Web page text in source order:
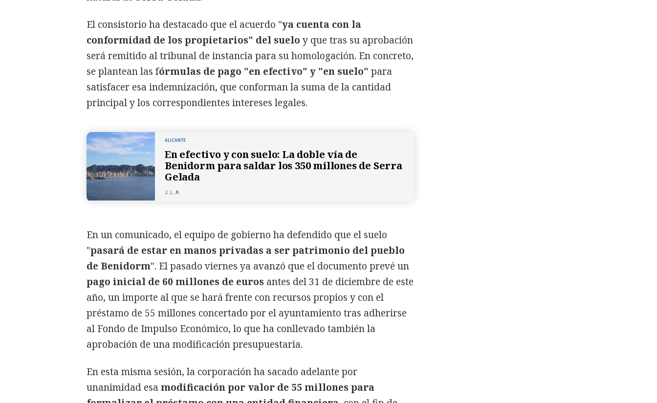
El consistorio ha destacado que el acuerdo "ya cuenta con la
conformidad de los propietarios" del suelo y que tras su aprobación
será remitido al tribunal de instancia para su homologación. En concreto,
se plantean las fórmulas de pago "en efectivo" y "en suelo" para
satisfacer esa indemnización, que conforman la suma de la cantidad
principal y los correspondientes intereses legales.
ALICANTE
En efectivo y con suelo: La doble vía de
Benidorm para saldar los 350 millones de Serra
Gelada
J. L. A.
En un comunicado, el equipo de gobierno ha defendido que el suelo
"pasará de estar en manos privadas a ser patrimonio del pueblo
de Benidorm". El pasado viernes ya avanzó que el documento prevé un
pago inicial de 60 millones de euros antes del 31 de diciembre de este
año, un importe al que se hará frente con recursos propios y con el
préstamo de 55 millones concertado por el ayuntamiento tras adherirse
al Fondo de Impulso Económico, lo que ha conllevado también la
aprobación de una modificación presupuestaria.
En esta misma sesión, la corporación ha sacado adelante por
unanimidad esa modificación por valor de 55 millones para